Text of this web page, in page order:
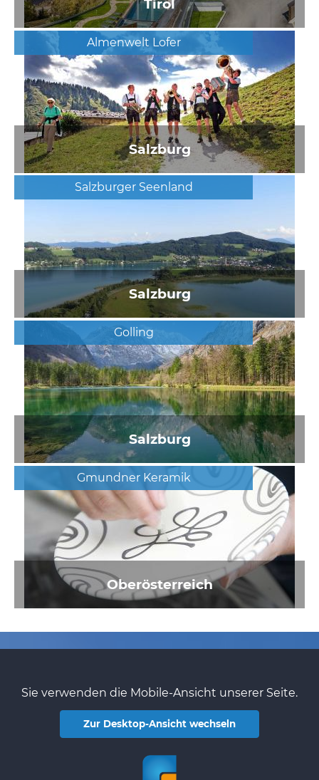
Tirol
Almenwelt Lofer
Salzburg
Salzburger Seenland
Salzburg
Golling
Salzburg
Gmundner Keramik
Oberösterreich
Sie verwenden die Mobile-Ansicht unserer Seite.
Zur Desktop-Ansicht wechseln